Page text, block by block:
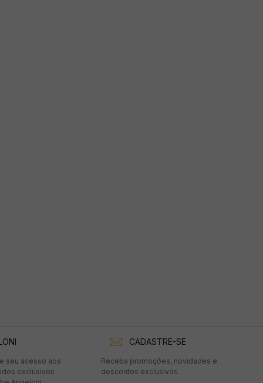
seu acesso aos
exclusivos
CADASTRE-SE
Receba promoções, novidades e
descontos exclusivos.